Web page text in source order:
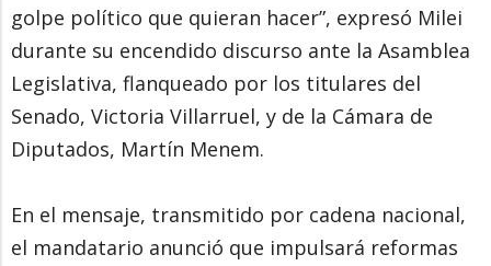
golpe político que quieran hacer”, expresó Milei
durante su encendido discurso ante la Asamblea
Legislativa, flanqueado por los titulares del
Senado, Victoria Villarruel, y de la Cámara de
Diputados, Martín Menem.
En el mensaje, transmitido por cadena nacional,
el mandatario anunció que impulsará reformas